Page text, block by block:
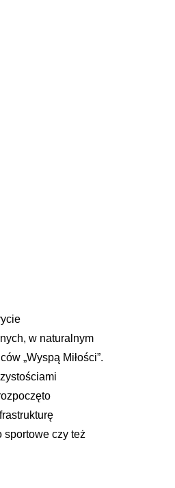
w naturalnym
„Wyspą Miłości”.
sportowe czy też